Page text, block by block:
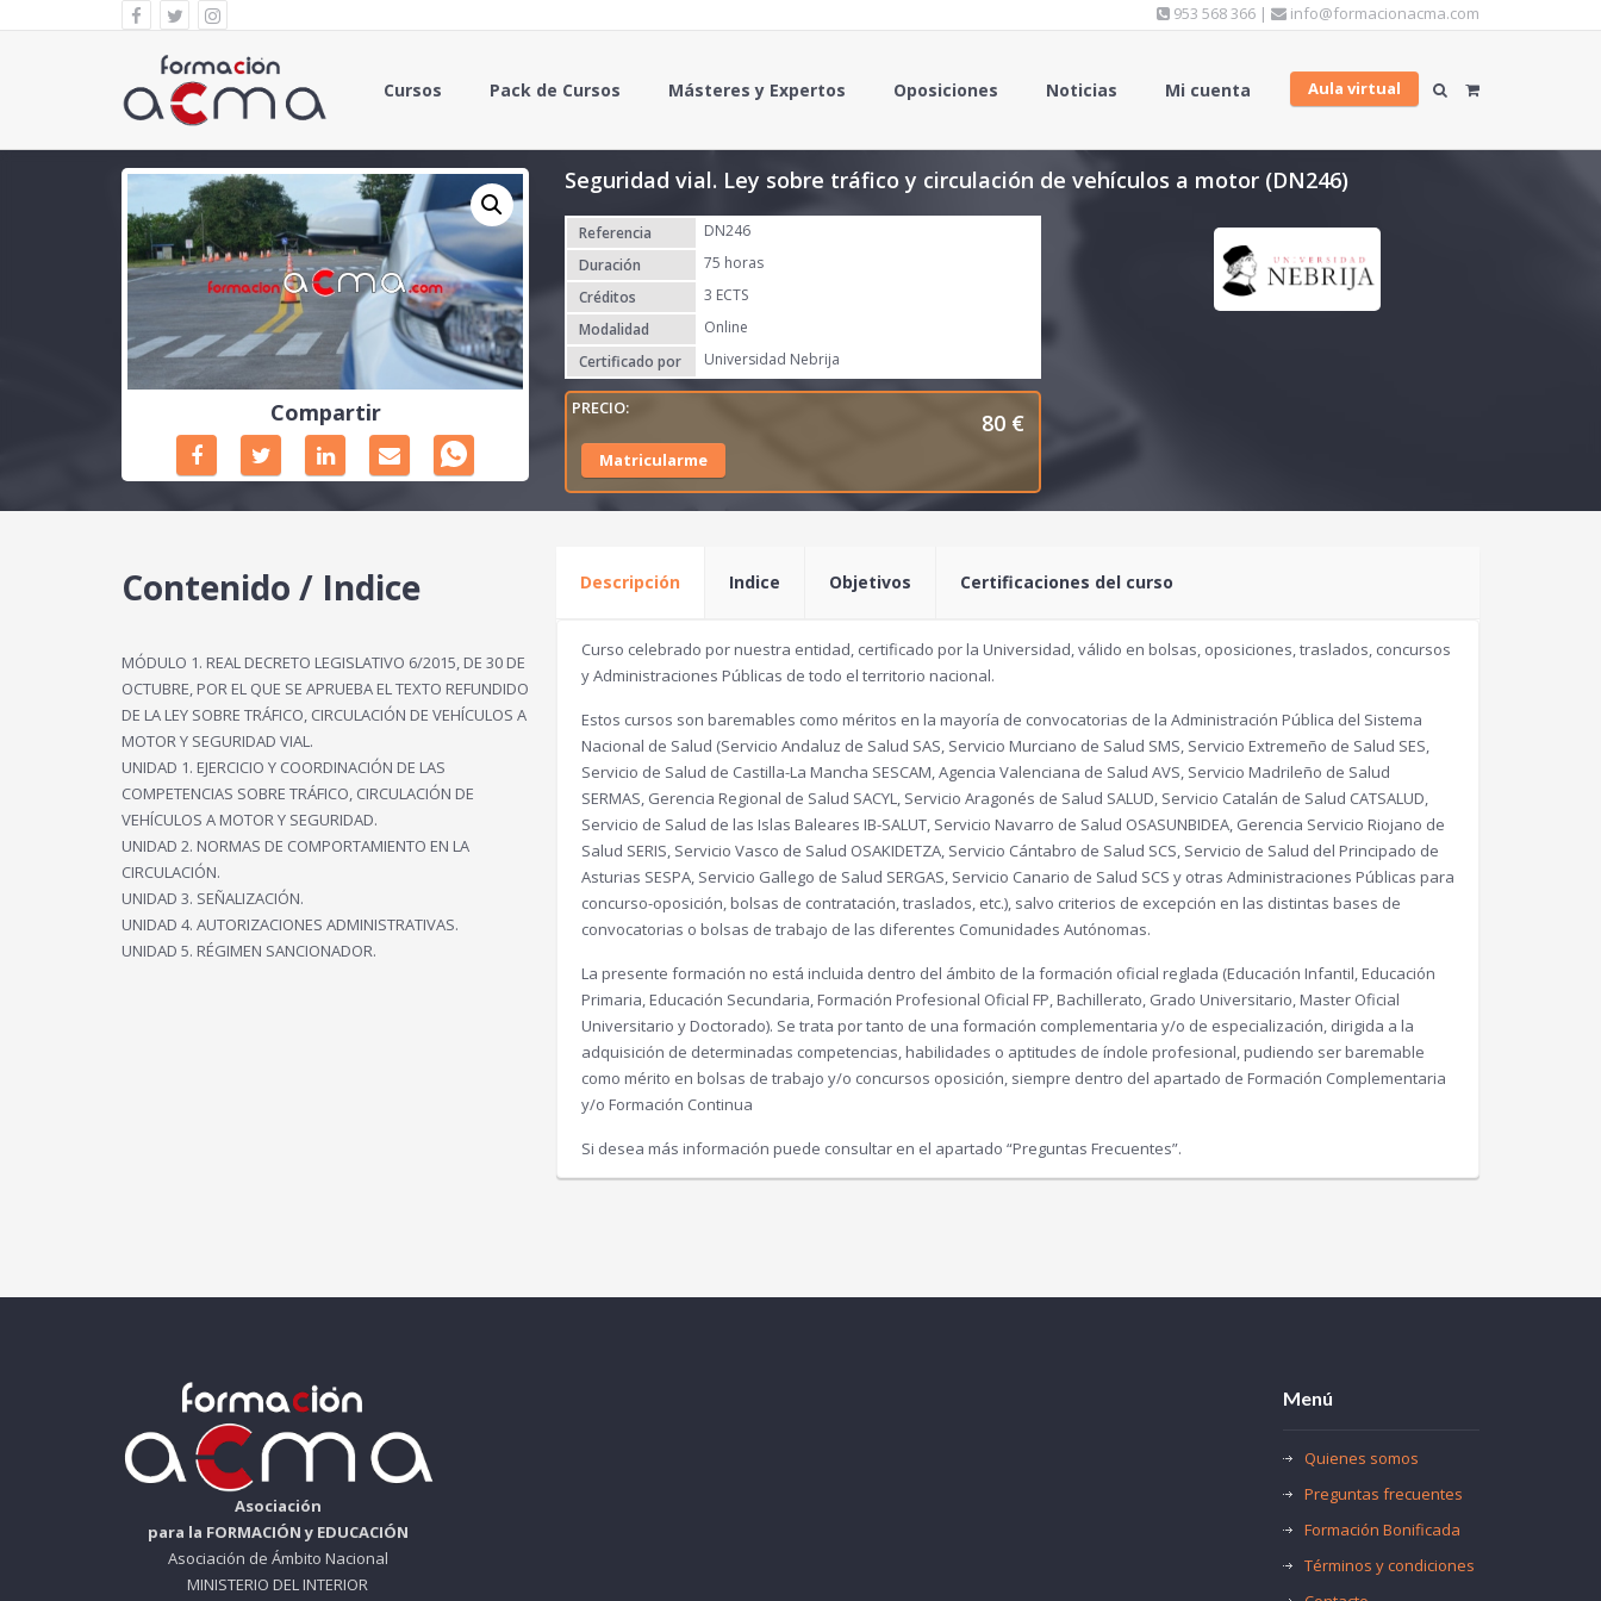
953 568 366 | info@formacionacma.com
Cursos Pack de Cursos Másteres y Expertos Oposiciones Noticias Mi cuenta Aula virtual
Compartir
Seguridad vial. Ley sobre tráfico y circulación de vehículos a motor (DN246)
Referencia
DN246
Duración
75 horas
Créditos
3 ECTS
Modalidad
Online
Certificado por
Universidad Nebrija
80 €
Matricularme
Contenido / Indice
MÓDULO 1. REAL DECRETO LEGISLATIVO 6/2015, DE 30 DE
OCTUBRE, POR EL QUE SE APRUEBA EL TEXTO REFUNDIDO
DE LA LEY SOBRE TRÁFICO, CIRCULACIÓN DE VEHÍCULOS A
MOTOR Y SEGURIDAD VIAL.
UNIDAD 1. EJERCICIO Y COORDINACIÓN DE LAS
COMPETENCIAS SOBRE TRÁFICO, CIRCULACIÓN DE
VEHÍCULOS A MOTOR Y SEGURIDAD.
UNIDAD 2. NORMAS DE COMPORTAMIENTO EN LA
CIRCULACIÓN.
UNIDAD 3. SEÑALIZACIÓN.
UNIDAD 4. AUTORIZACIONES ADMINISTRATIVAS.
UNIDAD 5. RÉGIMEN SANCIONADOR.
Descripción Indice Objetivos Certificaciones del curso
Curso celebrado por nuestra entidad, certificado por la Universidad, válido en bolsas, oposiciones, traslados, concursos
y Administraciones Públicas de todo el territorio nacional.
Estos cursos son baremables como méritos en la mayoría de convocatorias de la Administración Pública del Sistema
Nacional de Salud (Servicio Andaluz de Salud SAS, Servicio Murciano de Salud SMS, Servicio Extremeño de Salud SES,
Servicio de Salud de Castilla-La Mancha SESCAM, Agencia Valenciana de Salud AVS, Servicio Madrileño de Salud
SERMAS, Gerencia Regional de Salud SACYL, Servicio Aragonés de Salud SALUD, Servicio Catalán de Salud CATSALUD,
Servicio de Salud de las Islas Baleares IB-SALUT, Servicio Navarro de Salud OSASUNBIDEA, Gerencia Servicio Riojano de
Salud SERIS, Servicio Vasco de Salud OSAKIDETZA, Servicio Cántabro de Salud SCS, Servicio de Salud del Principado de
Asturias SESPA, Servicio Gallego de Salud SERGAS, Servicio Canario de Salud SCS y otras Administraciones Públicas para
concurso-oposición, bolsas de contratación, traslados, etc.), salvo criterios de excepción en las distintas bases de
convocatorias o bolsas de trabajo de las diferentes Comunidades Autónomas.
La presente formación no está incluida dentro del ámbito de la formación oficial reglada (Educación Infantil, Educación
Primaria, Educación Secundaria, Formación Profesional Oficial FP, Bachillerato, Grado Universitario, Master Oficial
Universitario y Doctorado). Se trata por tanto de una formación complementaria y/o de especialización, dirigida a la
adquisición de determinadas competencias, habilidades o aptitudes de índole profesional, pudiendo ser baremable
como mérito en bolsas de trabajo y/o concursos oposición, siempre dentro del apartado de Formación Complementaria
y/o Formación Continua
Si desea más información puede consultar en el apartado “Preguntas Frecuentes”.
Asociación
para la FORMACIÓN y EDUCACIÓN
Asociación de Ámbito Nacional
MINISTERIO DEL INTERIOR
Menú
Quienes somos
Preguntas frecuentes
Formación Bonificada
Términos y condiciones